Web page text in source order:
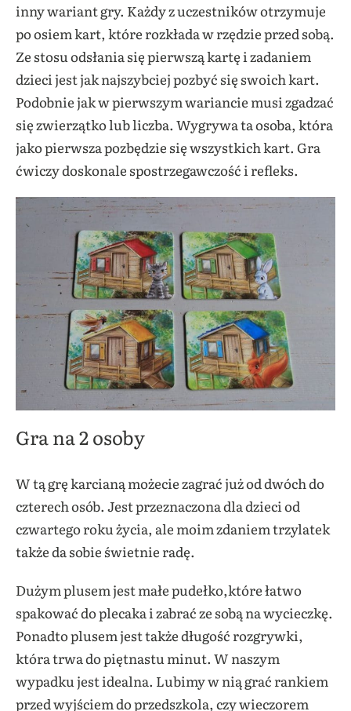
inny wariant gry. Każdy z uczestników otrzymuje
po osiem kart, które rozkłada w rzędzie przed sobą.
Ze stosu odsłania się pierwszą kartę i zadaniem
dzieci jest jak najszybciej pozbyć się swoich kart.
Podobnie jak w pierwszym wariancie musi zgadzać
się zwierzątko lub liczba. Wygrywa ta osoba, która
jako pierwsza pozbędzie się wszystkich kart. Gra
ćwiczy doskonale spostrzegawczość i refleks.
Gra na 2 osoby
W tą grę karcianą możecie zagrać już od dwóch do
czterech osób. Jest przeznaczona dla dzieci od
czwartego roku życia, ale moim zdaniem trzylatek
także da sobie świetnie radę.
Dużym plusem jest małe pudełko,które łatwo
spakować do plecaka i zabrać ze sobą na wycieczkę.
Ponadto plusem jest także długość rozgrywki,
która trwa do piętnastu minut. W naszym
wypadku jest idealna. Lubimy w nią grać rankiem
przed wyjściem do przedszkola, czy wieczorem